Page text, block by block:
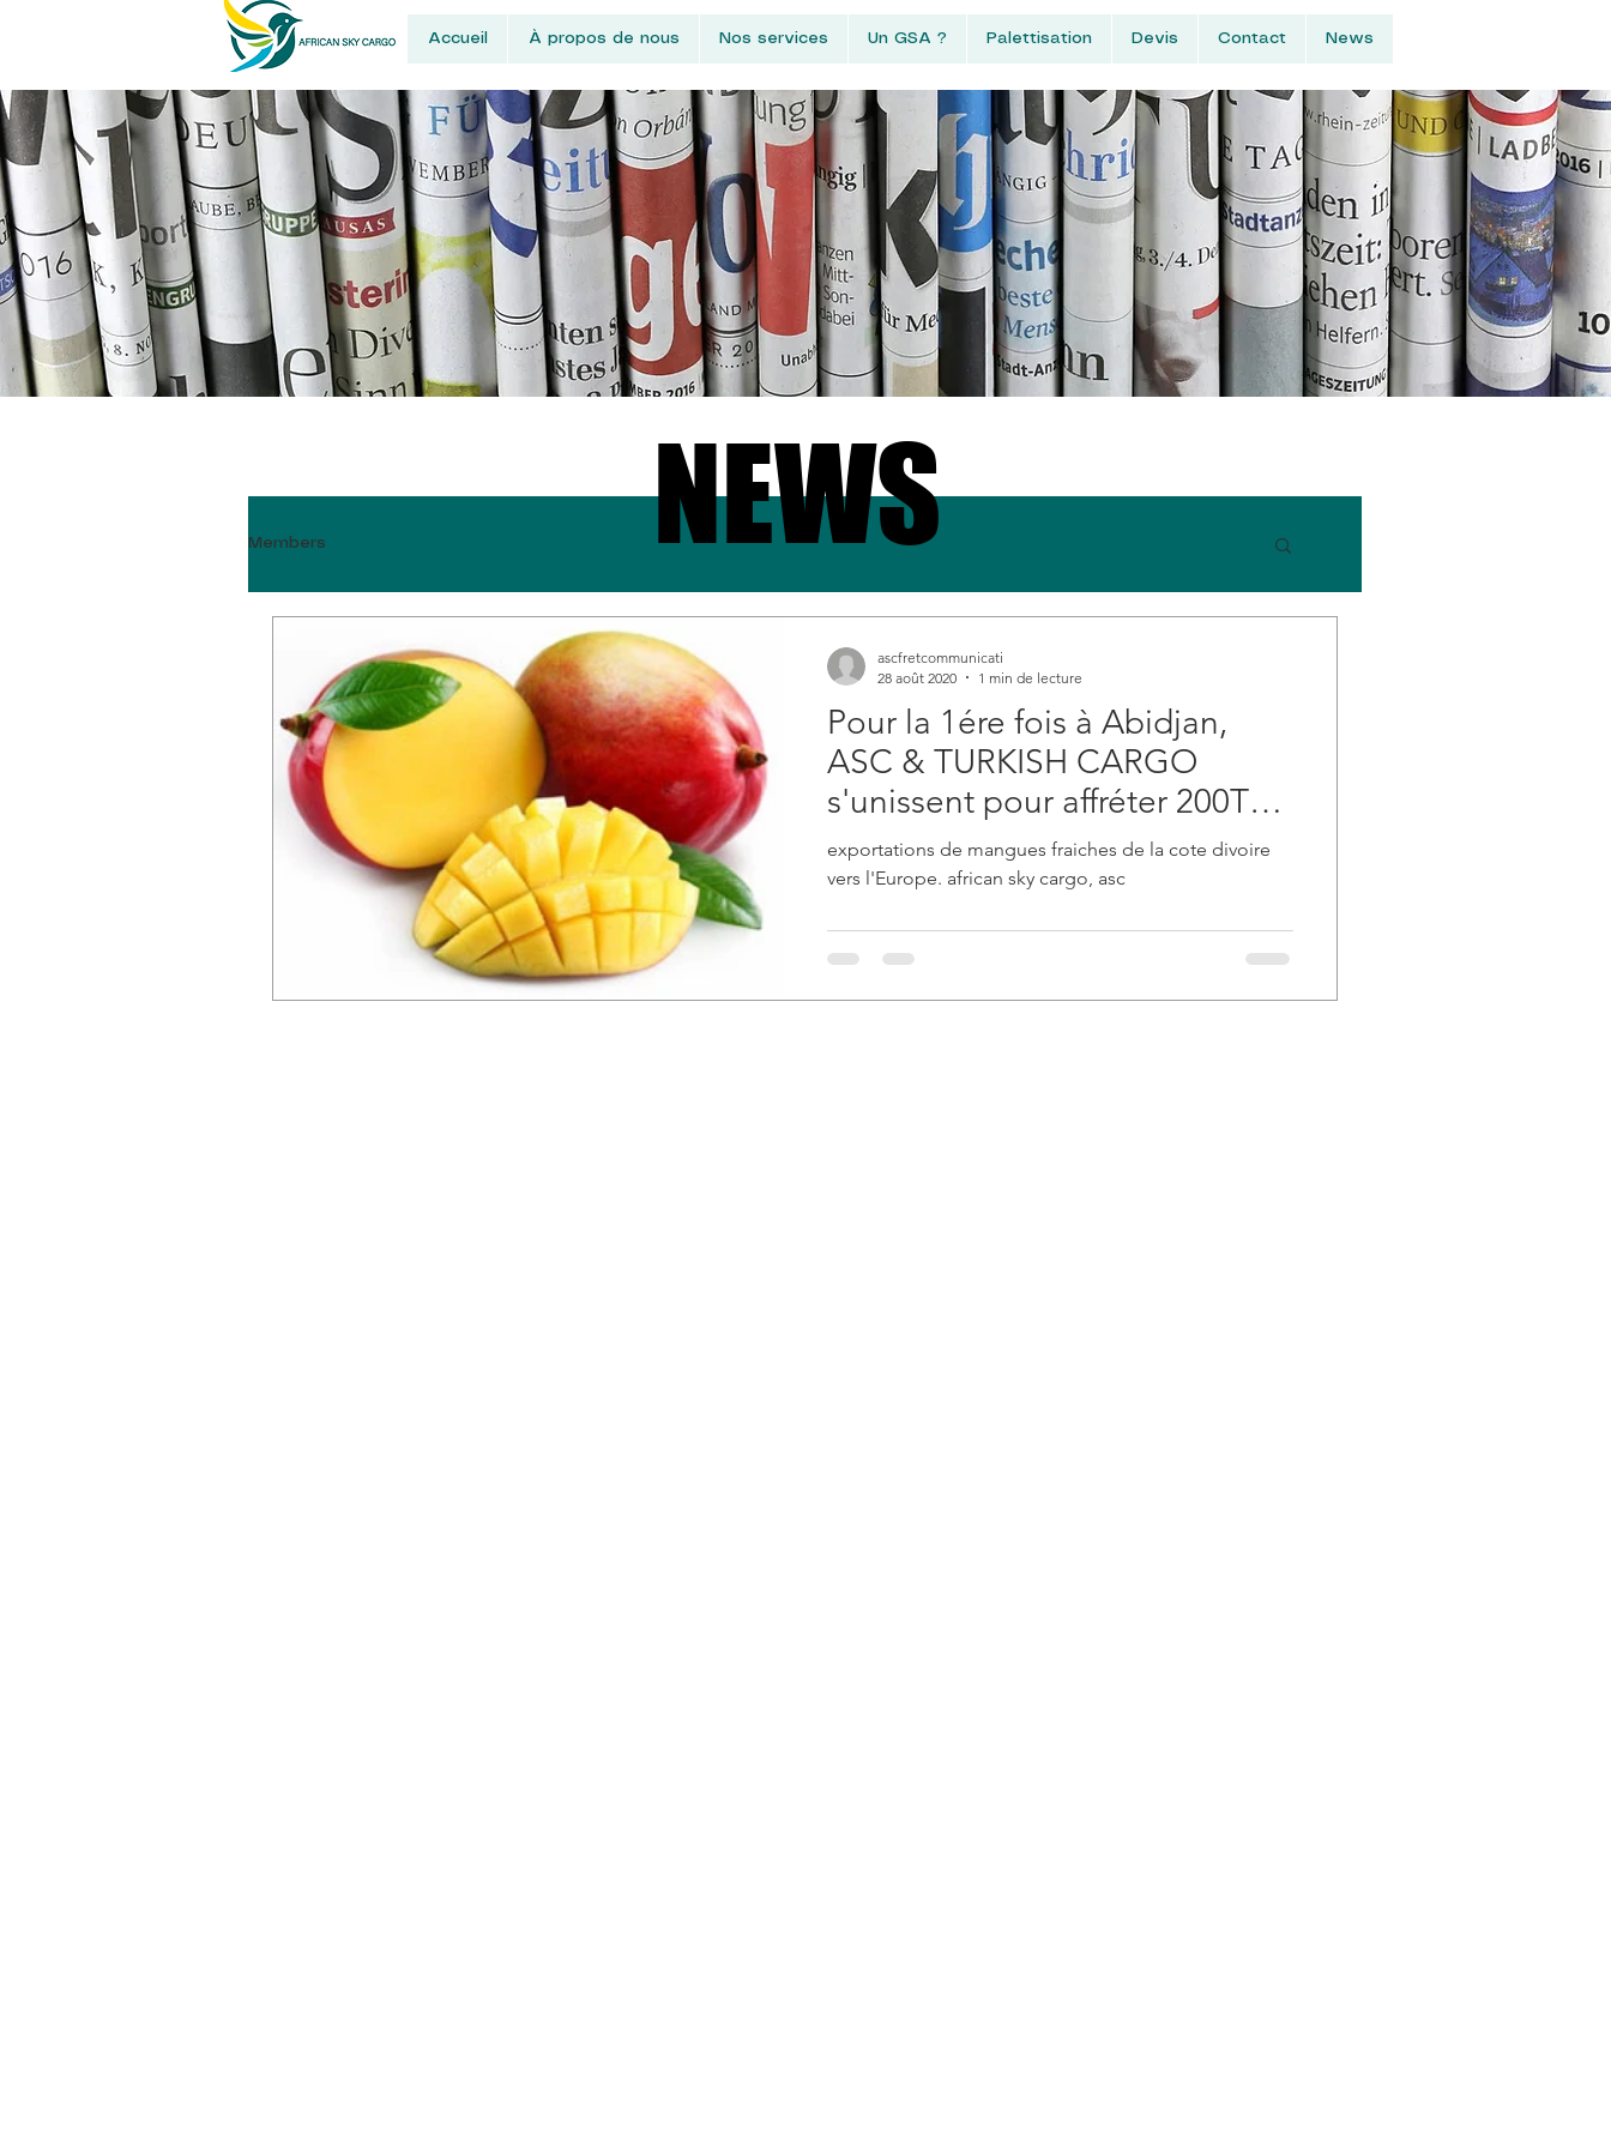
Accueil À propos de nous Nos services Un GSA ? Palettisation Devis Contact News
Members
Pour la 1ére fois à Abidjan,
ASC & TURKISH CARGO
s'unissent pour affréter 200T
de mangues vers l'EU.
exportations de mangues fraiches de la cote divoire
vers l'Europe. african sky cargo, asc
ascfretcommunicati
28 août 2020
1 min de lecture
NEWS
NEWS